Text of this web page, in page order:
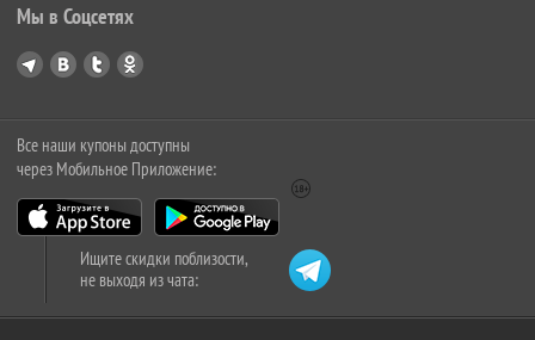
Мы в Соцсетях
Все наши купоны доступны
через Мобильное Приложение:
Ищите скидки поблизости,
не выходя из чата: